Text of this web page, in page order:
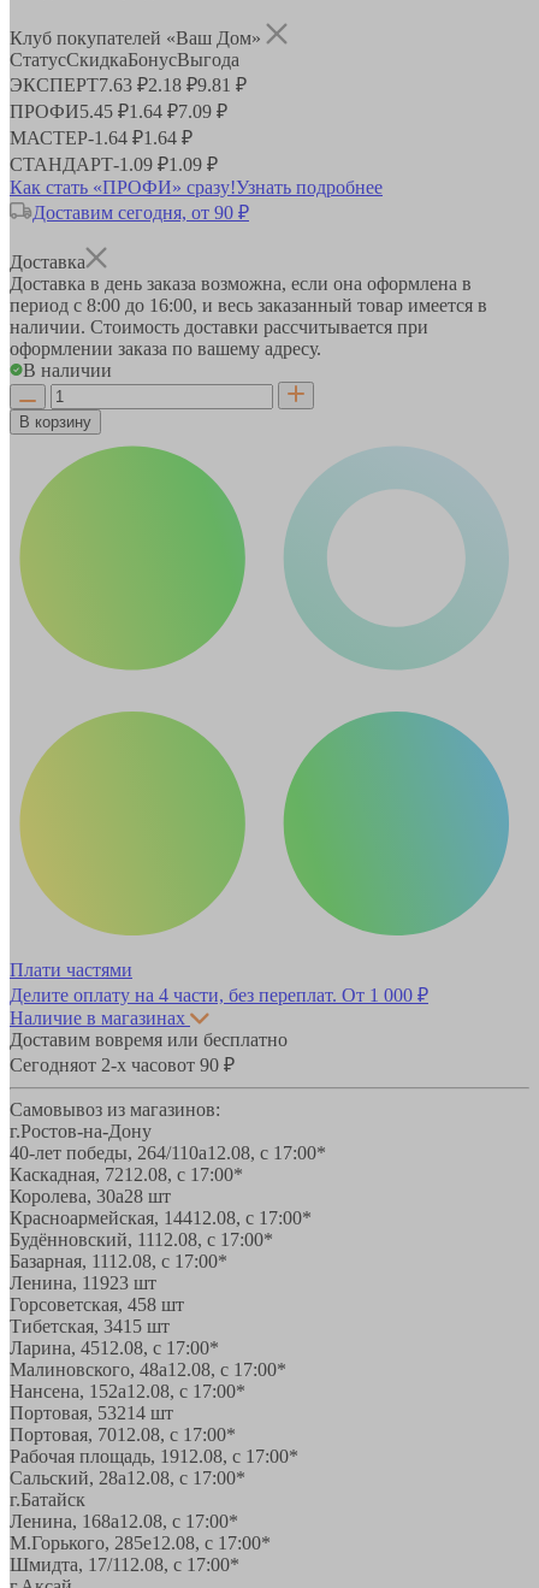
Клуб покупателей «Ваш Дом»
СтатусСкидкаБонусВыгода
ЭКСПЕРТ7.63 ₽2.18 ₽9.81 ₽
ПРОФИ5.45 ₽1.64 ₽7.09 ₽
МАСТЕР-1.64 ₽1.64 ₽
СТАНДАРТ-1.09 ₽1.09 ₽
Как стать «ПРОФИ» сразу!Узнать подробнее
Доставим сегодня, от 90 ₽
Доставка
Доставка в день заказа возможна, если она оформлена в
период с 8:00 до 16:00, и весь заказанный товар имеется в
наличии. Стоимость доставки рассчитывается при
оформлении заказа по вашему адресу.
В наличии
В корзину
Плати частями
Делите оплату на 4 части, без переплат. От 1 000 ₽
Наличие в магазинах
Доставим вовремя или бесплатно
Сегодняот 2-х часовот 90 ₽
Самовывоз из магазинов:
г.Ростов-на-Дону
40-лет победы, 264/110а12.08, с 17:00*
Каскадная, 7212.08, с 17:00*
Королева, 30а28 шт
Красноармейская, 14412.08, с 17:00*
Будённовский, 1112.08, с 17:00*
Базарная, 1112.08, с 17:00*
Ленина, 11923 шт
Горсоветская, 458 шт
Тибетская, 3415 шт
Ларина, 4512.08, с 17:00*
Малиновского, 48а12.08, с 17:00*
Нансена, 152а12.08, с 17:00*
Портовая, 53214 шт
Портовая, 7012.08, с 17:00*
Рабочая площадь, 1912.08, с 17:00*
Сальский, 28a12.08, с 17:00*
г.Батайск
Ленина, 168а12.08, с 17:00*
М.Горького, 285е12.08, с 17:00*
Шмидта, 17/112.08, с 17:00*